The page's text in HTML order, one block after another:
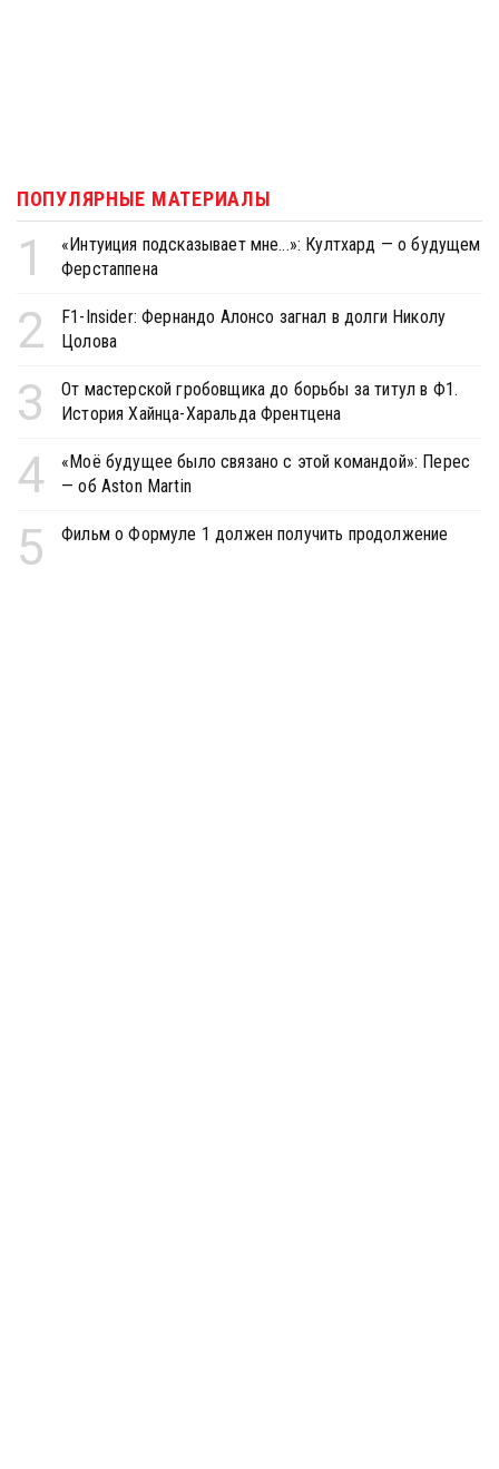
ПОПУЛЯРНЫЕ МАТЕРИАЛЫ
1
«Интуиция подсказывает мне...»: Култхард — о будущем
Ферстаппена
2
F1-Insider: Фернандо Алонсо загнал в долги Николу
Цолова
3
От мастерской гробовщика до борьбы за титул в Ф1.
История Хайнца-Харальда Френтцена
4
«Моё будущее было связано с этой командой»: Перес
— об Aston Martin
5 Фильм о Формуле 1 должен получить продолжение